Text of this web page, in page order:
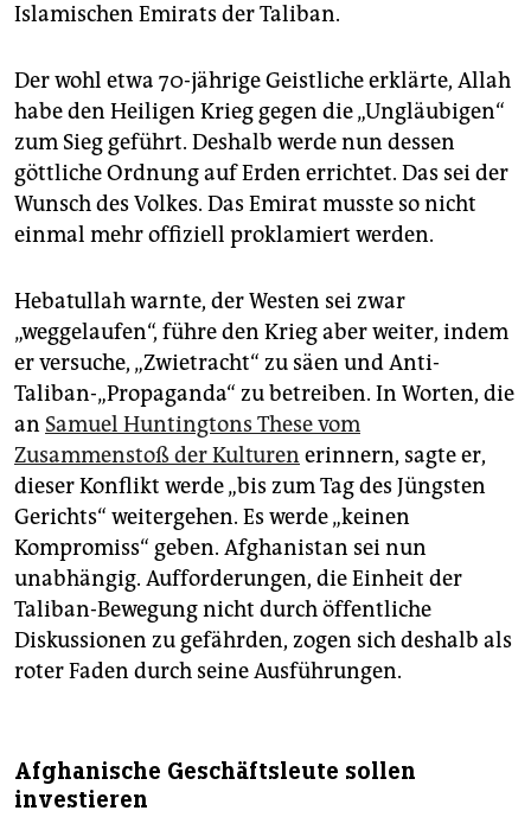
Islamischen Emirats der Taliban.
Der wohl etwa 70-jährige Geistliche erklärte, Allah
habe den Heiligen Krieg gegen die „Ungläubigen“
zum Sieg geführt. Deshalb werde nun dessen
göttliche Ordnung auf Erden errichtet. Das sei der
Wunsch des Volkes. Das Emirat musste so nicht
einmal mehr offiziell proklamiert werden.
Hebatullah warnte, der Westen sei zwar
„weggelaufen“, führe den Krieg aber weiter, indem
er versuche, „Zwietracht“ zu säen und Anti-
Taliban-„Propaganda“ zu betreiben. In Worten, die
an Samuel Huntingtons These vom
Zusammenstoß der Kulturen erinnern, sagte er,
dieser Konflikt werde „bis zum Tag des Jüngsten
Gerichts“ weitergehen. Es werde „keinen
Kompromiss“ geben. Afghanistan sei nun
unabhängig. Aufforderungen, die Einheit der
Taliban-Bewegung nicht durch öffentliche
Diskussionen zu gefährden, zogen sich deshalb als
roter Faden durch seine Ausführungen.
Afghanische Geschäftsleute sollen
investieren